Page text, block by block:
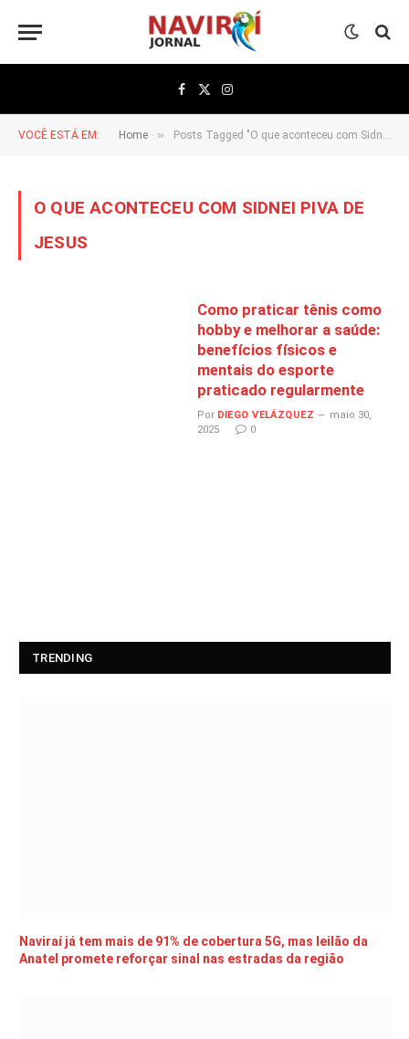
Facebook
X
(Twitter)
Instagram
VOCÊ ESTÁ EM: Home » Posts Tagged "O que aconteceu com Sidnei Piva de Jesus"
O QUE ACONTECEU COM SIDNEI PIVA DE
JESUS
Como praticar tênis como
hobby e melhorar a saúde:
benefícios físicos e
mentais do esporte
praticado regularmente
Por DIEGO VELÁZQUEZ
maio 30,
2025
0
TRENDING
Naviraí já tem mais de 91% de cobertura 5G, mas leilão da
Anatel promete reforçar sinal nas estradas da região